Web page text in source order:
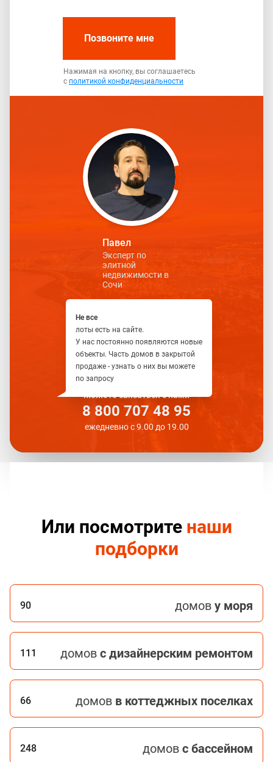
Позвоните мне
Нажимая на кнопку, вы соглашаетесь
с политикой конфиденциальности
Можете связаться с нами
8 800 707 48 95
ежедневно с 9.00 до 19.00
Павел
Эксперт по
элитной
недвижимости в
Сочи
Не все
лоты есть на сайте.
У нас постоянно появляются новые
объекты. Часть домов в закрытой
продаже - узнать о них вы можете
по запросу
Или посмотрите наши
подборки
90 домов у моря
111 домов с дизайнерским ремонтом
66 домов в коттеджных поселках
248 домов с бассейном